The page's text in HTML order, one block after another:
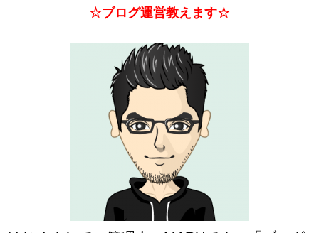
☆ブログ運営教えます☆